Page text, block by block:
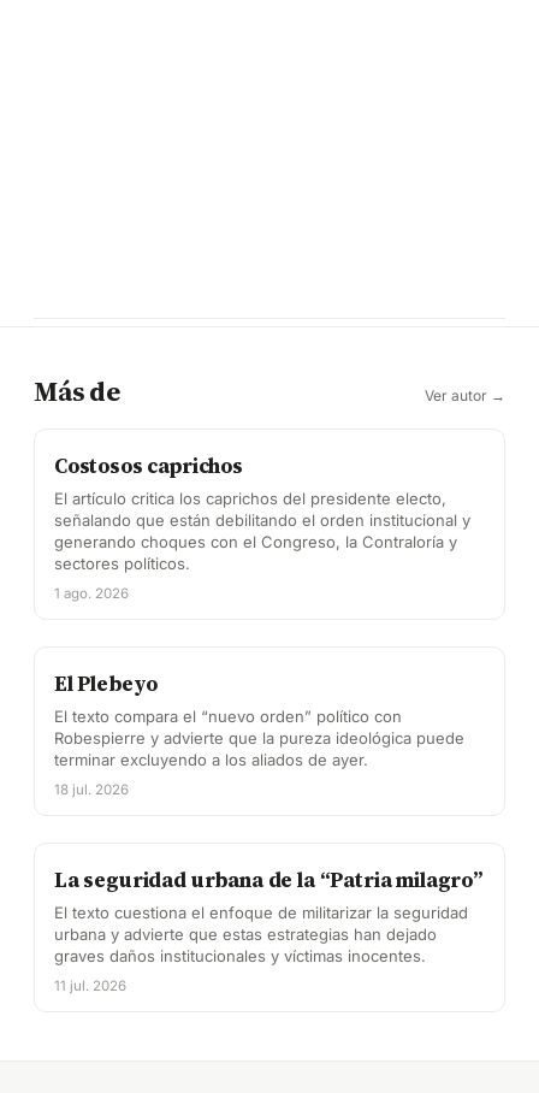
Más de Ver autor →
Costosos caprichos
El artículo critica los caprichos del presidente electo,
señalando que están debilitando el orden institucional y
generando choques con el Congreso, la Contraloría y
sectores políticos.
1 ago. 2026
El Plebeyo
El texto compara el “nuevo orden” político con
Robespierre y advierte que la pureza ideológica puede
terminar excluyendo a los aliados de ayer.
18 jul. 2026
La seguridad urbana de la “Patria milagro”
El texto cuestiona el enfoque de militarizar la seguridad
urbana y advierte que estas estrategias han dejado
graves daños institucionales y víctimas inocentes.
11 jul. 2026